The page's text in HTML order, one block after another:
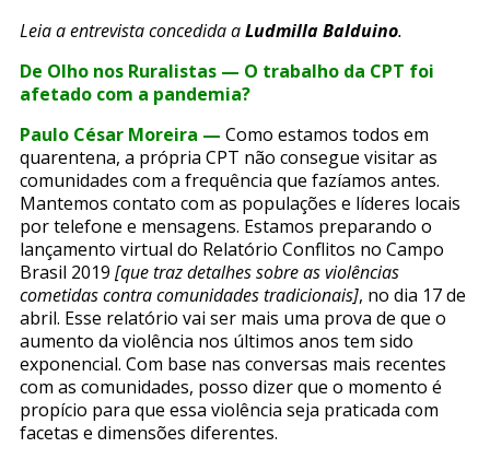
Leia a entrevista concedida aLudmilla Balduino.
De Olho nos Ruralistas — O trabalho da CPT foi
afetado com a pandemia?
Paulo César Moreira — Como estamos todos em
quarentena, a própria CPT não consegue visitar as
comunidades com a frequência que fazíamos antes.
Mantemos contato com as populações e líderes locais
por telefone e mensagens. Estamos preparando o
lançamento virtual do Relatório Conflitos no Campo
Brasil 2019 [que traz detalhes sobre as violências
cometidas contra comunidades tradicionais], no dia 17 de
abril. Esse relatório vai ser mais uma prova de que o
aumento da violência nos últimos anos tem sido
exponencial. Com base nas conversas mais recentes
com as comunidades, posso dizer que o momento é
propício para que essa violência seja praticada com
facetas e dimensões diferentes.